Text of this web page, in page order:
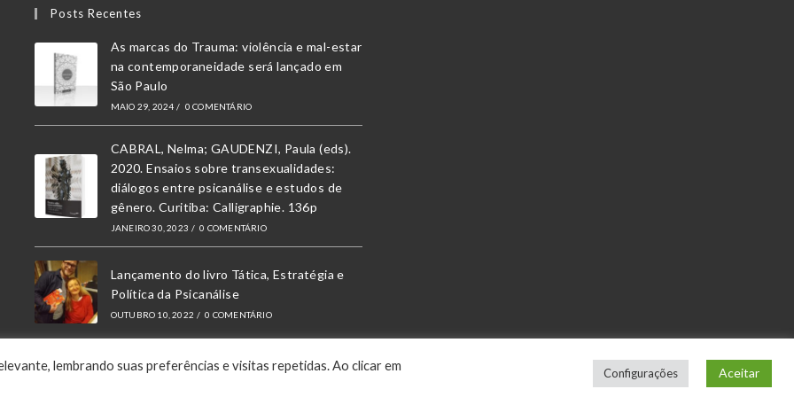
Posts Recentes
As marcas do Trauma: violência e mal-estar
na contemporaneidade será lançado em
São Paulo
MAIO 29, 2024 / 0 COMENTÁRIO
CABRAL, Nelma; GAUDENZI, Paula (eds).
2020. Ensaios sobre transexualidades:
diálogos entre psicanálise e estudos de
gênero. Curitiba: Calligraphie. 136p
JANEIRO 30, 2023 / 0 COMENTÁRIO
Lançamento do livro Tática, Estratégia e
Política da Psicanálise
OUTUBRO 10, 2022 / 0 COMENTÁRIO
lembrando suas preferências e visitas repetidas. Ao clicar em
Configurações Aceitar